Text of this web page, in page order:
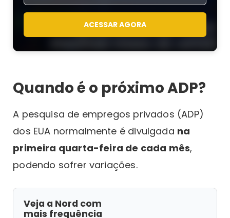
ACESSAR AGORA
Quando é o próximo ADP?
A pesquisa de empregos privados (ADP)
dos EUA normalmente é divulgada na
primeira quarta-feira de cada mês,
podendo sofrer variações.
Veja a Nord com
mais frequência